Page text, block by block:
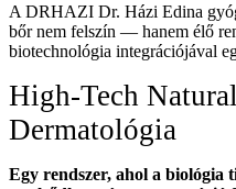
A DRHAZI Dr. Házi Edina
bőr nem felszín — hanem élő
biotechnológia integrációjával
High-Tech
Dermatológia
Egy rendszer, ahol a biológia